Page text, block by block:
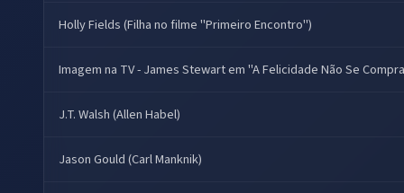
Holly Fields (Filha no filme "Primeiro Encontro")
Imagem na TV - James Stewart em "A Felicidade Não Se
J.T. Walsh (Allen Habel)
Jason Gould (Carl Manknik)